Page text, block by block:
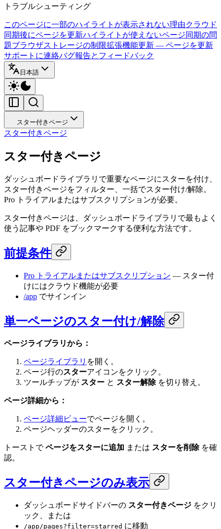
トラブルシューティング
このページに一部のハイライトが表示されない理由クラウド
同期後にページを更新ハイライトが使えないページ同期の問
題ブラウザストレージの制限拡張機能更新 — ページを更新
サポートに連絡バグ報告とフィードバック
日本語
スター付きページ
スター付きページ
スター付きページ
ダッシュボードライブラリで重要なページにスターを付け、
スター付きページをフィルター、一括でスター付け/解除。
Pro トライアルまたはサブスクリプションが必要。
スター付きページは、ダッシュボードライブラリで最もよく
使う記事や PDF をブックマークする便利な方法です。
前提条件
Pro トライアルまたはサブスクリプション — スター付
けにはクラウド機能が必要
/app でサインイン
単一ページのスター付け/解除
ページライブラリから：
ページライブラリ を開く。
ページ行のスターアイコンをクリック。
ツールチップが スター と スター解除を切り替え。
ページ詳細から：
ページ詳細ビューでページを開く。
ページヘッダーのスターをクリック。
トーストでページをスターに追加 または スターを削除を確
認。
スター付きページのみ表示
ダッシュボードサイドバーの スター付きページ をクリ
ック、または
/app/pages?filter=starred に移動